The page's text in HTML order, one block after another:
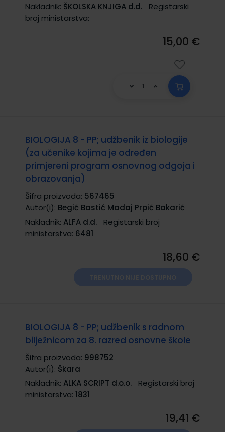
Nakladnik: ŠKOLSKA KNJIGA d.d.
Registarski
broj ministarstva:
15,00 €
BIOLOGIJA 8 - PP; udžbenik iz biologije
(za učenike kojima je određen
primjereni program osnovnog odgoja i
obrazovanja)
Šifra proizvoda: 567465
Autor(i): Begić Bastić Madaj Prpić Bakarić
Nakladnik: ALFA d.d.
Registarski broj
ministarstva: 6481
18,60 €
BIOLOGIJA 8 - PP; udžbenik s radnom
bilježnicom za 8. razred osnovne škole
Šifra proizvoda: 998752
Autor(i): Škara
Nakladnik: ALKA SCRIPT d.o.o.
Registarski broj
ministarstva: 1831
19,41 €